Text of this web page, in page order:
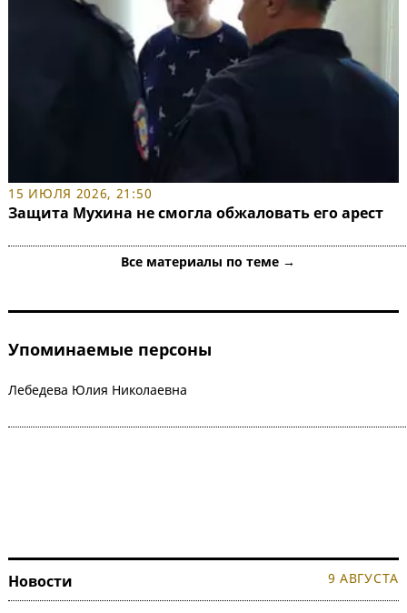
15 ИЮЛЯ 2026, 21:50
Защита Мухина не смогла обжаловать его арест
Все материалы по теме →
Упоминаемые персоны
Лебедева Юлия Николаевна
Новости 9 АВГУСТА